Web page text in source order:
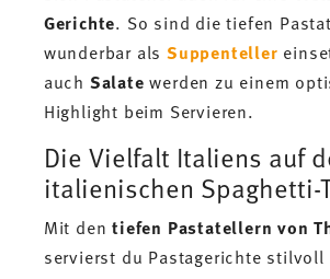
Gerichte. So sind die tiefen
wunderbar alsSuppenteller
auch Salate werden zu einem
Highlight beim Servieren.
Die Vielfalt Italiens auf
italienischen Spaghetti-
Mit dentiefen Pastatellern von
servierst du Pastagerichte